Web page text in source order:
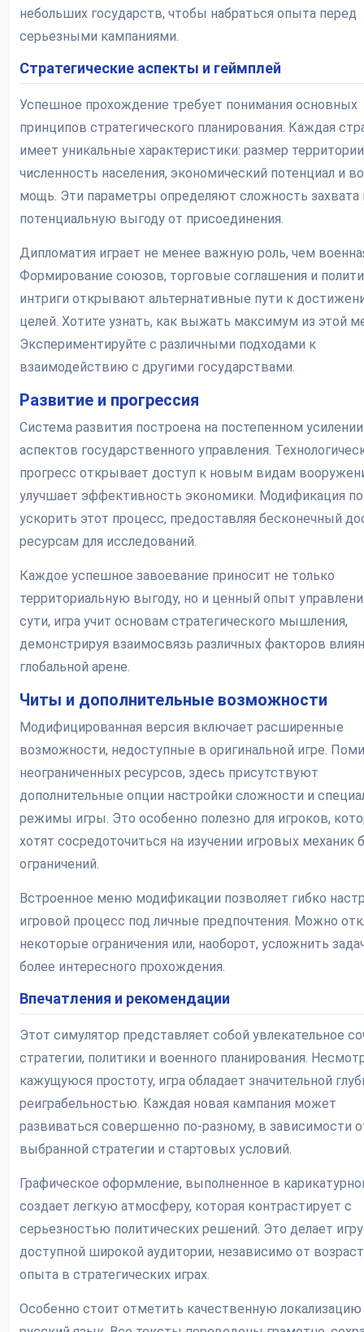
небольших государств, чтобы набраться опыта перед
серьезными кампаниями.
Стратегические аспекты и геймплей
Успешное прохождение требует понимания основных
принципов стратегического планирования. Каждая
имеет уникальные характеристики: размер
численность населения, экономический потенциал и
мощь. Эти параметры определяют сложность захвата
потенциальную выгоду от присоединения.
Дипломатия играет не менее важную роль, чем
Формирование союзов, торговые соглашения и
интриги открывают альтернативные пути к
целей. Хотите узнать, как выжать максимум из этой
Экспериментируйте с различными подходами к
взаимодействию с другими государствами.
Развитие и прогрессия
Система развития построена на постепенном
аспектов государственного управления.
прогресс открывает доступ к новым видам
улучшает эффективность экономики. Модификация
ускорить этот процесс, предоставляя бесконечный
ресурсам для исследований.
Каждое успешное завоевание приносит не только
территориальную выгоду, но и ценный опыт
сути, игра учит основам стратегического мышления,
демонстрируя взаимосвязь различных факторов
глобальной арене.
Читы и дополнительные возможности
Модифицированная версия включает расширенные
возможности, недоступные в оригинальной игре.
неограниченных ресурсов, здесь присутствуют
дополнительные опции настройки сложности и
режимы игры. Это особенно полезно для игроков,
хотят сосредоточиться на изучении игровых механик
ограничений.
Встроенное меню модификации позволяет гибко
игровой процесс под личные предпочтения. Можно
некоторые ограничения или, наоборот, усложнить
более интересного прохождения.
Впечатления и рекомендации
Этот симулятор представляет собой увлекательное
стратегии, политики и военного планирования.
кажущуюся простоту, игра обладает значительной
реиграбельностью. Каждая новая кампания может
развиваться совершенно по-разному, в зависимости
выбранной стратегии и стартовых условий.
Графическое оформление, выполненное в
создает легкую атмосферу, которая контрастирует с
серьезностью политических решений. Это делает игру
доступной широкой аудитории, независимо от
опыта в стратегических играх.
Особенно стоит отметить качественную локализацию